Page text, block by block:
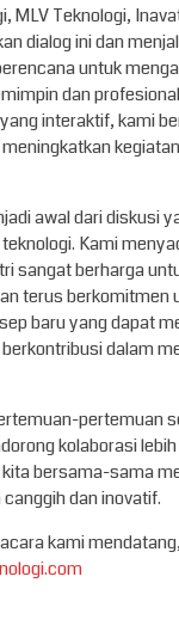
MLV Teknologi,
dialog ini dan
untuk
dan
interaktif, kami
awal dari diskusi
Kami
sangat berharga
terus berkomitmen
baru yang dapat
dalam
pertemuan
kolaborasi
bersama-sama
dan inovatif.
kami